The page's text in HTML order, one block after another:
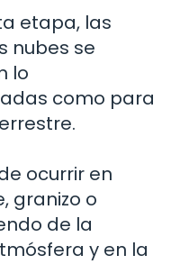
etapa, las
nubes se
lo
como para
ocurrir en
granizo o
de la
y en la